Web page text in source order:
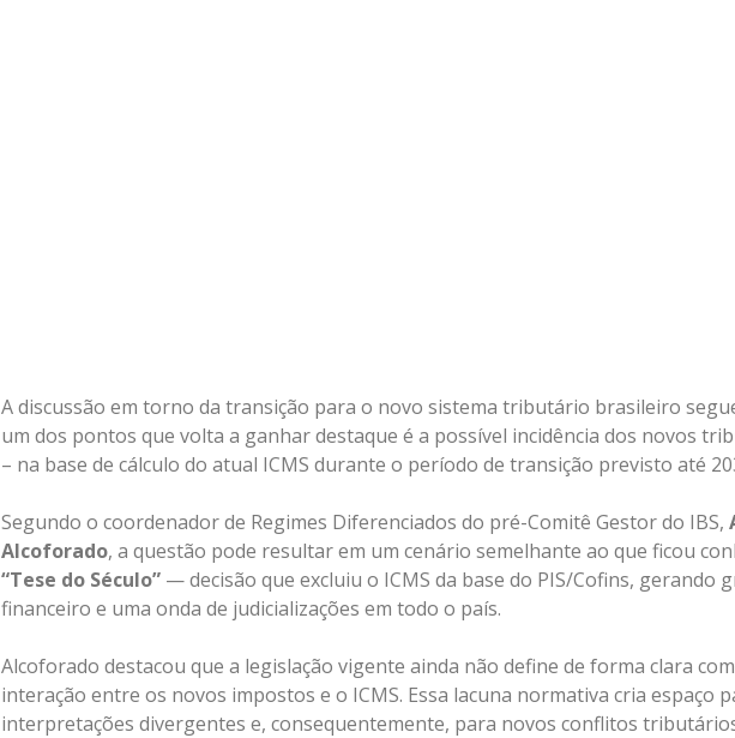
A discussão em torno da transição para o novo sistema tributário brasileiro
um dos pontos que volta a ganhar destaque é a possível incidência dos novos
– na base de cálculo do atual ICMS durante o período de transição previsto até
Segundo o coordenador de Regimes Diferenciados do pré-Comitê Gestor do IBS,
Alcoforado, a questão pode resultar em um cenário semelhante ao que ficou
“Tese do Século” — decisão que excluiu o ICMS da base do PIS/Cofins, gerando
financeiro e uma onda de judicializações em todo o país.
Alcoforado destacou que a legislação vigente ainda não define de forma clara
interação entre os novos impostos e o ICMS. Essa lacuna normativa cria espaço
interpretações divergentes e, consequentemente, para novos conflitos